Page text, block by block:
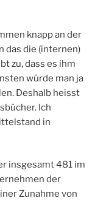
knapp an der
das die (internen)
zu, dass es ihm
würde man ja
Deshalb heisst
Ich
in
insgesamt 481 im
der
Zunahme von